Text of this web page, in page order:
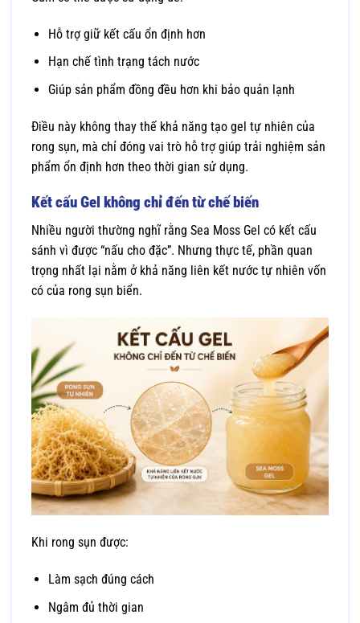
Hỗ trợ giữ kết cấu ổn định hơn
Hạn chế tình trạng tách nước
Giúp sản phẩm đồng đều hơn khi bảo quản lạnh
Điều này không thay thế khả năng tạo gel tự nhiên của
rong sụn, mà chỉ đóng vai trò hỗ trợ giúp trải nghiệm sản
phẩm ổn định hơn theo thời gian sử dụng.
Kết cấu Gel không chỉ đến từ chế biến
Nhiều người thường nghĩ rằng Sea Moss Gel có kết cấu
sánh vì được “nấu cho đặc”. Nhưng thực tế, phần quan
trọng nhất lại nằm ở khả năng liên kết nước tự nhiên vốn
có của rong sụn biển.
Khi rong sụn được:
Làm sạch đúng cách
Ngâm đủ thời gian